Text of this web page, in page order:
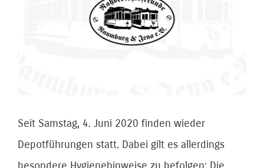
Seit Samstag, 4. Juni 2020 finden wieder
Depotführungen statt. Dabei gilt es allerdings